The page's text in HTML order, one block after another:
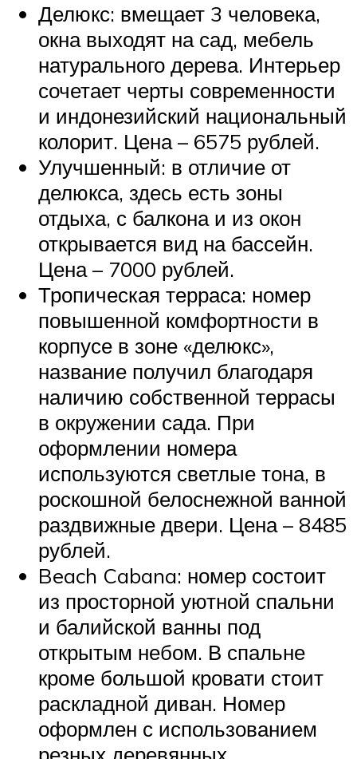
Делюкс: вмещает 3 человека,
окна выходят на сад, мебель
натурального дерева. Интерьер
сочетает черты современности
и индонезийский национальный
колорит. Цена – 6575 рублей.
Улучшенный: в отличие от
делюкса, здесь есть зоны
отдыха, с балкона и из окон
открывается вид на бассейн.
Цена – 7000 рублей.
Тропическая терраса: номер
повышенной комфортности в
корпусе в зоне «делюкс»,
название получил благодаря
наличию собственной террасы
в окружении сада. При
оформлении номера
используются светлые тона, в
роскошной белоснежной ванной
раздвижные двери. Цена – 8485
рублей.
Beach Cabana: номер состоит
из просторной уютной спальни
и балийской ванны под
открытым небом. В спальне
кроме большой кровати стоит
раскладной диван. Номер
оформлен с использованием